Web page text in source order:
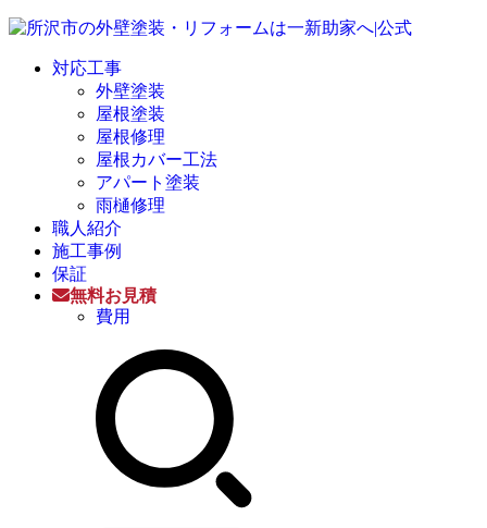
対応工事
外壁塗装
屋根塗装
屋根修理
屋根カバー工法
アパート塗装
雨樋修理
職人紹介
施工事例
保証
無料お見積
費用